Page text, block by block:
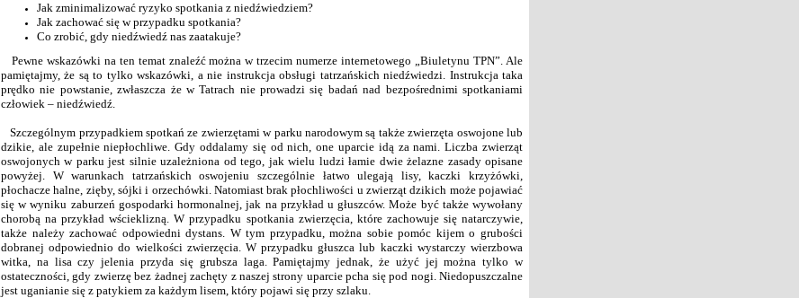
Jak zminimalizować ryzyko spotkania z niedźwiedziem?
Jak zachować się w przypadku spotkania?
Co zrobić, gdy niedźwiedź nas zaatakuje?
Pewne wskazówki na ten temat znaleźć można w trzecim numerze internetowego „Biuletynu TPN”. Ale
pamiętajmy, że są to tylko wskazówki, a nie instrukcja obsługi tatrzańskich niedźwiedzi. Instrukcja taka
prędko nie powstanie, zwłaszcza że w Tatrach nie prowadzi się badań nad bezpośrednimi spotkaniami
człowiek – niedźwiedź.
Szczególnym przypadkiem spotkań ze zwierzętami w parku narodowym są także zwierzęta oswojone lub
dzikie, ale zupełnie niepłochliwe. Gdy oddalamy się od nich, one uparcie idą za nami. Liczba zwierząt
oswojonych w parku jest silnie uzależniona od tego, jak wielu ludzi łamie dwie żelazne zasady opisane
powyżej. W warunkach tatrzańskich oswojeniu szczególnie łatwo ulegają lisy, kaczki krzyżówki,
płochacze halne, zięby, sójki i orzechówki. Natomiast brak płochliwości u zwierząt dzikich może pojawiać
się w wyniku zaburzeń gospodarki hormonalnej, jak na przykład u głuszców. Może być także wywołany
chorobą na przykład wścieklizną. W przypadku spotkania zwierzęcia, które zachowuje się natarczywie,
także należy zachować odpowiedni dystans. W tym przypadku, można sobie pomóc kijem o grubości
dobranej odpowiednio do wielkości zwierzęcia. W przypadku głuszca lub kaczki wystarczy wierzbowa
witka, na lisa czy jelenia przyda się grubsza laga. Pamiętajmy jednak, że użyć jej można tylko w
ostateczności, gdy zwierzę bez żadnej zachęty z naszej strony uparcie pcha się pod nogi. Niedopuszczalne
jest uganianie się z patykiem za każdym lisem, który pojawi się przy szlaku.